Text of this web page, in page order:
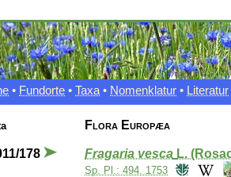
• Fundorte • Taxa • Nomenklatur • Literatur
178
Flora Europæa
Fragaria vesca L.
Sp. Pl.: 494. 1753